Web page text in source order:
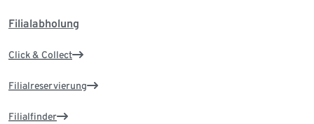
Filialabholung
Click & Collect
Filialreservierung
Filialfinder